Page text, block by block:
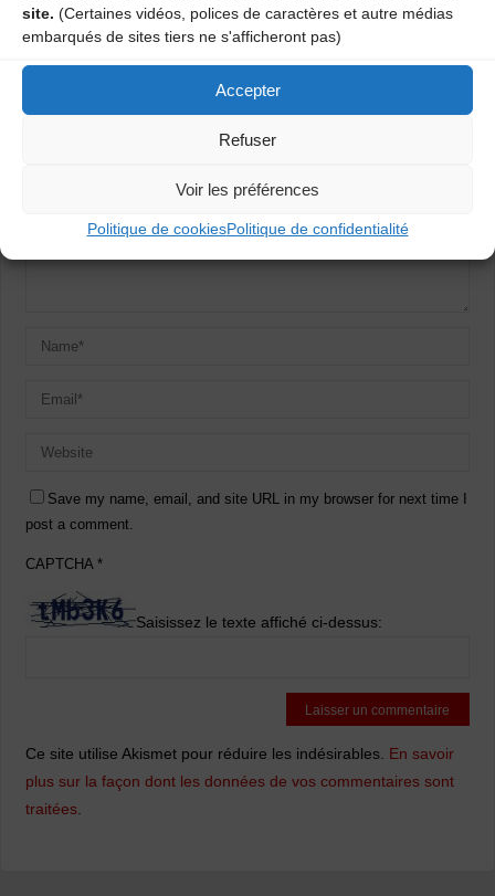
site. (Certaines vidéos, polices de caractères et autre médias
embarqués de sites tiers ne s'afficheront pas)
Accepter
Refuser
Voir les préférences
Politique de cookiesPolitique de confidentialité
Laisser un commentaire
Votre adresse e-mail ne sera pas publiée.
Save my name, email, and site URL in my browser for next time I
post a comment.
CAPTCHA*
Saisissez le texte affiché ci-dessus:
Ce site utilise Akismet pour réduire les indésirables. En savoir
plus sur la façon dont les données de vos commentaires sont
traitées